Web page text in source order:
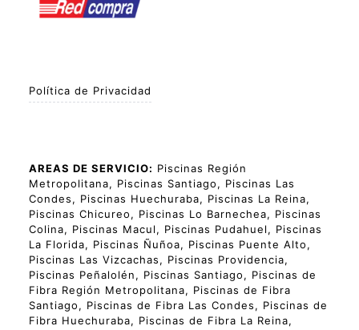
Política de Privacidad
AREAS DE SERVICIO: Piscinas Región
Metropolitana, Piscinas Santiago, Piscinas Las
Condes, Piscinas Huechuraba, Piscinas La Reina,
Piscinas Chicureo, Piscinas Lo Barnechea, Piscinas
Colina, Piscinas Macul, Piscinas Pudahuel, Piscinas
La Florida, Piscinas Ñuñoa, Piscinas Puente Alto,
Piscinas Las Vizcachas, Piscinas Providencia,
Piscinas Peñalolén, Piscinas Santiago, Piscinas de
Fibra Región Metropolitana, Piscinas de Fibra
Santiago, Piscinas de Fibra Las Condes, Piscinas de
Fibra Huechuraba, Piscinas de Fibra La Reina,